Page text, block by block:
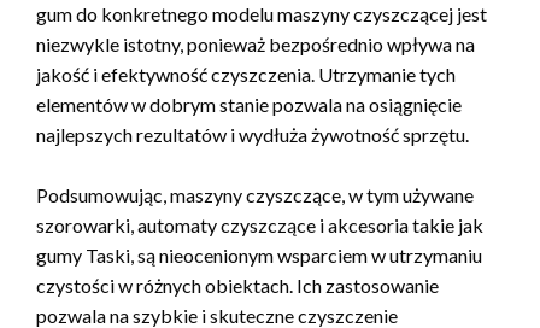
gum do konkretnego modelu maszyny czyszczącej jest
niezwykle istotny, ponieważ bezpośrednio wpływa na
jakość i efektywność czyszczenia. Utrzymanie tych
elementów w dobrym stanie pozwala na osiągnięcie
najlepszych rezultatów i wydłuża żywotność sprzętu.
Podsumowując, maszyny czyszczące, w tym używane
szorowarki, automaty czyszczące i akcesoria takie jak
gumy Taski, są nieocenionym wsparciem w utrzymaniu
czystości w różnych obiektach. Ich zastosowanie
pozwala na szybkie i skuteczne czyszczenie